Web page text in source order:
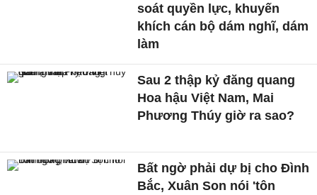
soát quyền lực, khuyến
khích cán bộ dám nghĩ, dám
làm
Sau 2 thập kỷ đăng quang
Hoa hậu Việt Nam, Mai
Phương Thúy giờ ra sao?
Bất ngờ phải dự bị cho Đình
Bắc, Xuân Son nói 'tôn